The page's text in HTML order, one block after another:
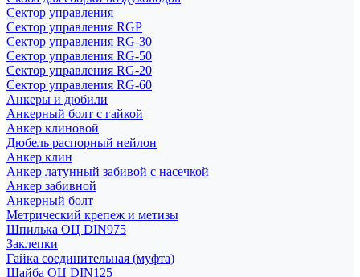
Сектор управления
Сектор управления RGP
Сектор управления RG-30
Сектор управления RG-50
Сектор управления RG-20
Сектор управления RG-60
Анкеры и дюбили
Анкерный болт с гайкой
Анкер клиновой
Дюбель распорный нейлон
Анкер клин
Анкер латунный забивой с насечкой
Анкер забивной
Анкерный болт
Метрический крепеж и метизы
Шпилька ОЦ DIN975
Заклепки
Гайка соединительная (муфта)
Шайба ОЦ DIN125